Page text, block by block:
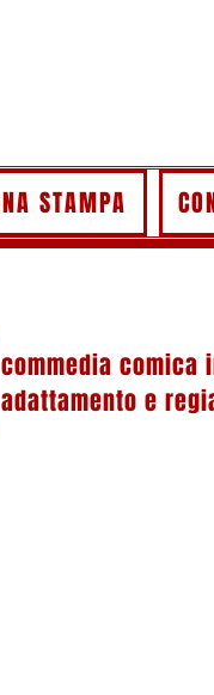
STAMPA
commedia comica
adattamento e regia